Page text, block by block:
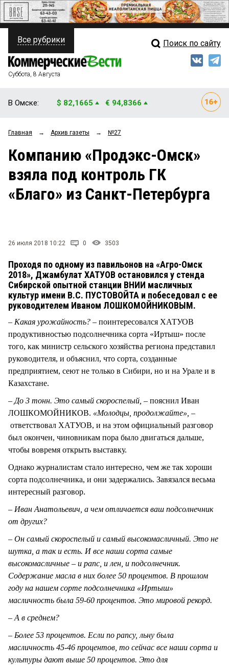
ПОЛИТИКА
ФИНАНСЫ
ОБЩЕСТВО
ЗАКОН
НОВОСТИ КОМПАНИЙ
Свежий выпуск
Рейтинги
Блоги
Архив
Все рубрики Поиск по сайту
Суббота, 8 Августа
В Омске: $ 82,1665 € 94,8366
Главная → Архив газеты → №27
Компанию «Продэкс-Омск»
взяла под контроль ГК
«Благо» из Санкт-Петербурга
26 июля 2018 10:22 0 3503
Проходя по одному из павильонов на «Агро-Омск
2018», Джамбулат ХАТУОВ остановился у стенда
Сибирской опытной станции ВНИИ масличных
культур имени В.С. ПУСТОВОЙТА и побеседовал с ее
руководителем Иваном ЛОШКОМОЙНИКОВЫМ.
– Какая урожайность? – поинтересовался ХАТУОВ
продуктивностью подсолнечника сорта «Иртыш» после
того, как министр сельского хозяйства региона представил
руководителя, и объяснил, что сорта, созданные
предприятием, сеют не только в Сибири, но и на Урале и в
Казахстане.
– До 3 тонн. Это самый скороспелый, – пояснил Иван
ЛОШКОМОЙНИКОВ. «Молодцы, продолжайте», –
ответствовал ХАТУОВ, и на этом официальный разговор
был окончен, чиновникам пора было двигаться дальше,
чтобы вовремя открыть выставку.
Однако журналистам стало интересно, чем же так хороши
сорта подсолнечника, и они задержались. Завязался весьма
интересный разговор.
– Иван Анатольевич, а чем отличается ваш подсолнечник
от других?
– Он самый скороспелый и самый высокомасличный. Это не
шутка, а так и есть. И все наши сорта самые
высокомасличные – и рапс, и лен, и подсолнечник.
Содержание масла в них более 50 процентов. В прошлом
году на нашем сорте подсолнечника «Иртыш»
масличность была 59-60 процентов. Это мировой рекорд.
– А в среднем?
– Более 53 процентов. Если по рапсу, льну была
масличность 45-46 процентов, то сейчас все наши сорта и
культуры дают выше 50 процентов. Это для